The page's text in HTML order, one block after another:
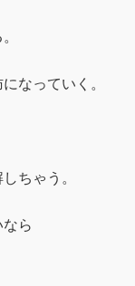
なっていく。
ちゃう。
ら